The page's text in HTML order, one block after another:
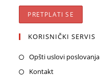
KORISNIČKI SERVIS
Opšti uslovi poslovanja
Kontakt